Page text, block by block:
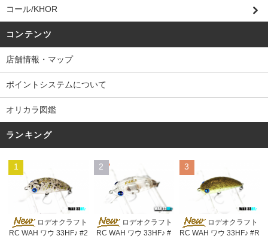
コール/KHOR
コンテンツ
店舗情報・マップ
ポイントシステムについて
オリカラ図鑑
ランキング
1
ロデオクラフト
RC WAH ワウ 33HF♪ #2
2
ロデオクラフト
RC WAH ワウ 33HF♪ #
3
ロデオクラフト
RC WAH ワウ 33HF♪ #R